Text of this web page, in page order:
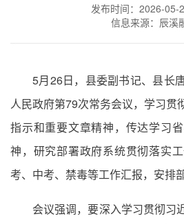
发布时间：2026-05-
信息来源：辰溪
5月26日，县委副书记、县长
人民政府第79次常务会议，学习贯
指示和重要文章精神，传达学习
神，研究部署政府系统贯彻落实
考、中考、禁毒等工作汇报，安排
会议强调，要深入学习贯彻习